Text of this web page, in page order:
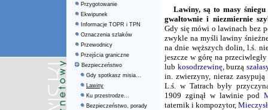
Przygotowanie
Ekwipunek
Informacje TOPR i TPN
Oznaczenia szlaków
Przewodnicy
Przejścia graniczne
Bezpieczeństwo
Gdy spotkasz misia...
Lawiny
Ku przestrodze...
Bezpieczeństwo, porady
Lawiny, są to masy
gwałtownie i niezmiernie
Gdy się mówi o lawinach bez
zwykle na myśli lawiny
na dnie węższych dolin, l.ś.
jeszcze w górę na
lub kosodrzewinę, burzą
in. zwierzyny, nieraz
L.ś. w Tatrach były
1909 zginął w lawinie pod
taternik i kompozytor,